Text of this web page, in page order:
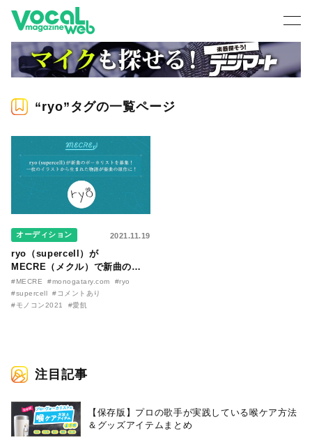
“ryo”タグの一覧ページ
オーディション 2021.11.19
ryo（supercell）が
MECRE（メクル）で新曲のヴ
ォーカリストを募集。１枚のイ
ラストから始まったストーリー
を歌うのは君だ！
#MECRE #monogatary.com
#ryo
#supercell
#コメントあり
#モノコン2021
#愛飢
注目記事
【保存版】プロの歌手が実践している喉ケア⽅法
＆グッズアイテムまとめ